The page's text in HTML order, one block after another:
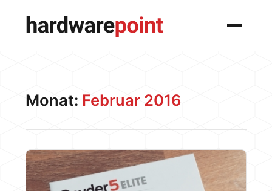
Menü
Monat: Februar 2016